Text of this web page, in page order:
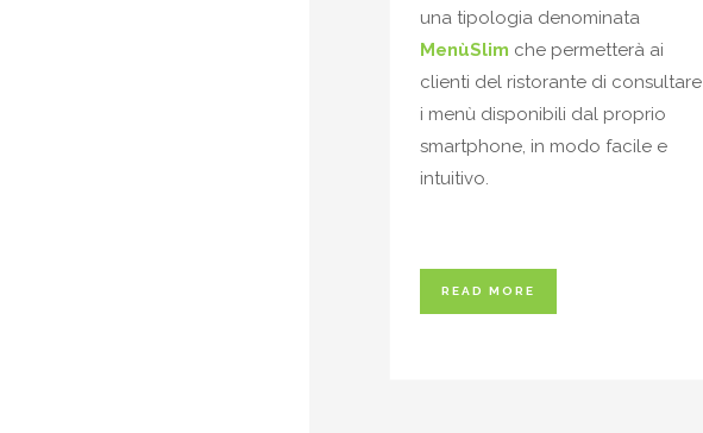
una tipologia denominata
MenùSlim che permetterà ai
clienti del ristorante di consultare
i menù disponibili dal proprio
smartphone, in modo facile e
intuitivo.
READ MORE